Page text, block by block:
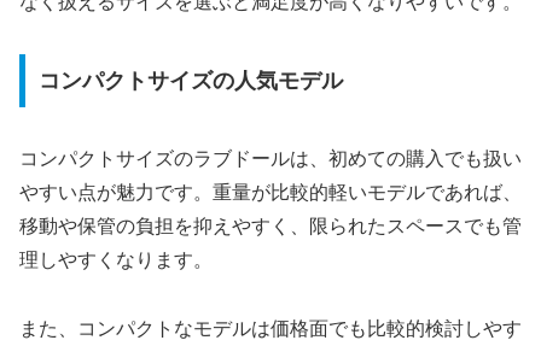
コンパクトサイズの人気モデル
コンパクトサイズのラブドールは、初めての購入でも扱い
やすい点が魅力です。重量が比較的軽いモデルであれば、
移動や保管の負担を抑えやすく、限られたスペースでも管
理しやすくなります。
また、コンパクトなモデルは価格面でも比較的検討しやす